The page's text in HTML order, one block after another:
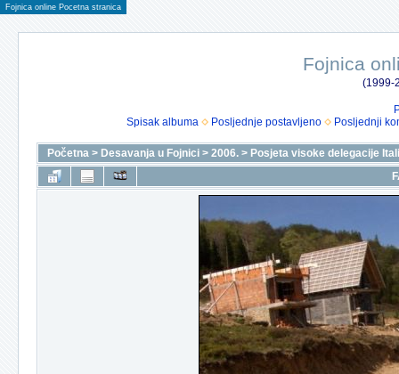
Fojnica online Pocetna stranica
Fojnica
(1999-
Spisak albuma
Posljednje postavljeno Posljednji
Početna > Desavanja u Fojnici > 2006. > Posjeta visoke delegacije